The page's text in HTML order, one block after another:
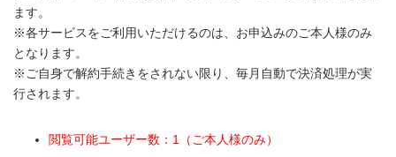
ます。
※各サービスをご利用いただけるのは、お申込みのご本人様のみ
となります。
※ご自身で解約手続きをされない限り、毎月自動で決済処理が実
行されます。
閲覧可能ユーザー数：1（ご本人様のみ）